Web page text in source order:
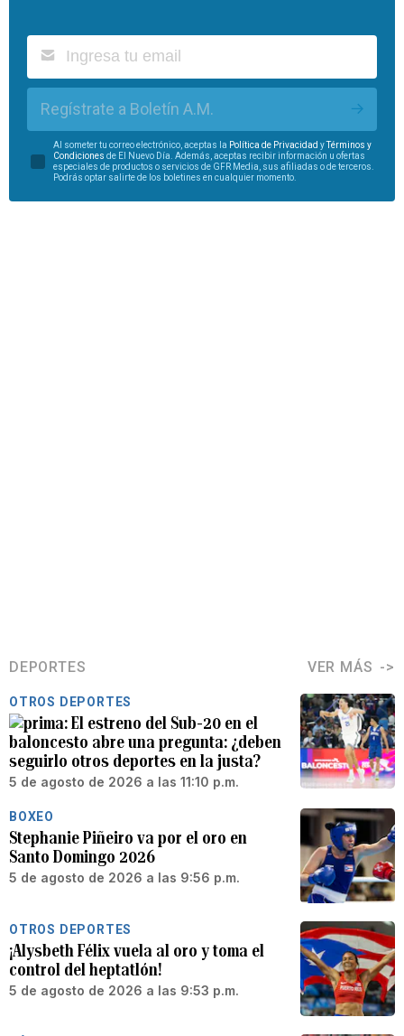
Regístrate a Boletín A.M.
Al someter tu correo electrónico, aceptas la Política de Privacidad yTérminos y
Condiciones de El Nuevo Día. Además, aceptas recibir información u ofertas
especiales de productos o servicios de GFR Media, sus afiliadas o de terceros.
Podrás optar salirte de los boletines en cualquier momento.
DEPORTES VER MÁS
OTROS DEPORTES
El estreno del Sub-20 en el
baloncesto abre una pregunta: ¿deben
seguirlo otros deportes en la justa?
5 de agosto de 2026 a las 11:10 p.m.
BOXEO
Stephanie Piñeiro va por el oro en
Santo Domingo 2026
5 de agosto de 2026 a las 9:56 p.m.
OTROS DEPORTES
¡Alysbeth Félix vuela al oro y toma el
control del heptatlón!
5 de agosto de 2026 a las 9:53 p.m.